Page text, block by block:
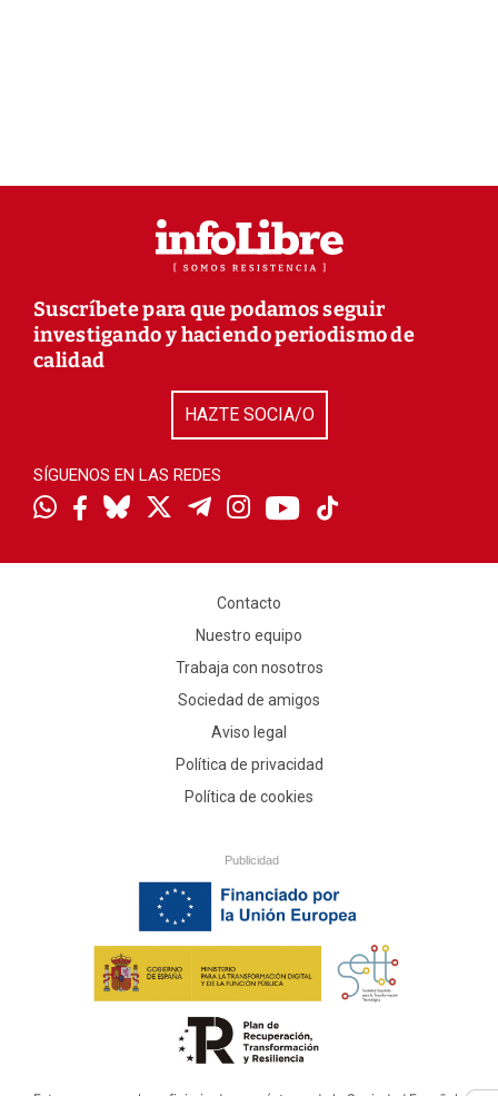
Suscríbete para que podamos seguir
investigando y haciendo periodismo de
calidad
HAZTE SOCIA/O
SÍGUENOS EN LAS REDES
Contacto
Nuestro equipo
Trabaja con nosotros
Sociedad de amigos
Aviso legal
Política de privacidad
Política de cookies
Publicidad